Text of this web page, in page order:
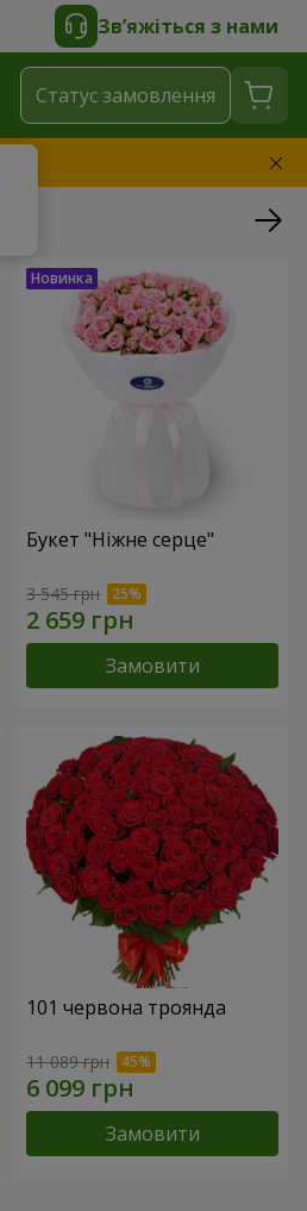
Зв’яжіться з нами
Статус замовлення
Букет "Ніжне серце"
3 545 грн
Замовити
101 червона троянда
11 089 грн
Замовити